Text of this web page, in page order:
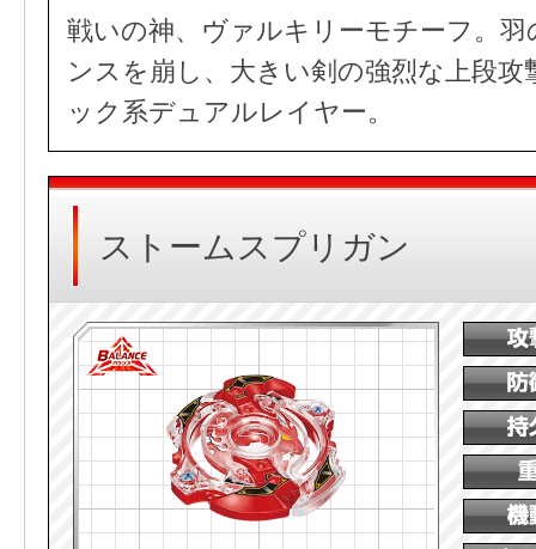
戦いの神、ヴァルキリーモチーフ。
ンスを崩し、大きい剣の強烈な上段
ック系デュアルレイヤー。
ストームスプリガン